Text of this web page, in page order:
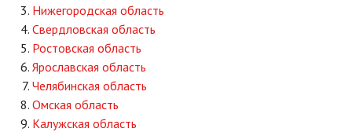
Нижегородская область
Свердловская область
Ростовская область
Ярославская область
Челябинская область
Омская область
Калужская область